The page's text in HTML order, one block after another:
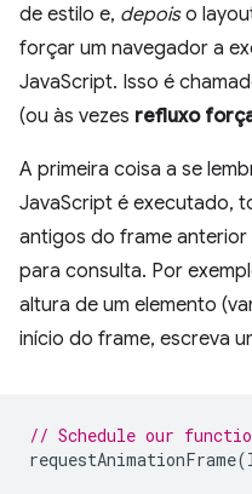
de estilo e, depoiso
forçar um navegador a
JavaScript. Isso é
(ou às vezes refluxo
A primeira coisa a se
JavaScript é executado,
antigos do frame
para consulta. Por
altura de um elemento
início do frame, escreva
// Schedule our
requestAnimationFrame(